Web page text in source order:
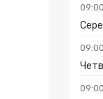
09:00
09:00
09:00